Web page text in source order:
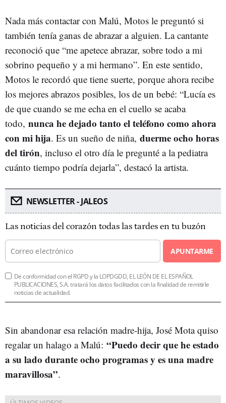
Nada más contactar con Malú, Motos le preguntó si
también tenía ganas de abrazar a alguien. La cantante
reconoció que “me apetece abrazar, sobre todo a mi
sobrino pequeño y a mi hermano”. En este sentido,
Motos le recordó que tiene suerte, porque ahora recibe
los mejores abrazos posibles, los de un bebé: “Lucía es
de que cuando se me echa en el cuello se acaba
todo, nunca he dejado tanto el teléfono como ahora
con mi hija. Es un sueño de niña, duerme ocho horas
del tirón, incluso el otro día le pregunté a la pediatra
cuánto tiempo podría dejarla”, destacó la artista.
NEWSLETTER - JALEOS
Las noticias del corazón todas las tardes en tu buzón
APUNTARME
De conformidad con el RGPD y la LOPDGDD, EL LEÓN DE EL ESPAÑOL
PUBLICACIONES, S.A. tratará los datos facilitados con la finalidad de remitirle
noticias de actualidad.
Sin abandonar esa relación madre-hija, José Mota quiso
regalar un halago a Malú: “Puedo decir que he estado
a su lado durante ocho programas y es una madre
maravillosa”.